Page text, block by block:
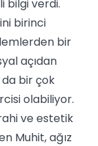
bilgi verdi.
birinci
bir
açıdan
bir çok
olabiliyor.
ve estetik
Muhit, ağız